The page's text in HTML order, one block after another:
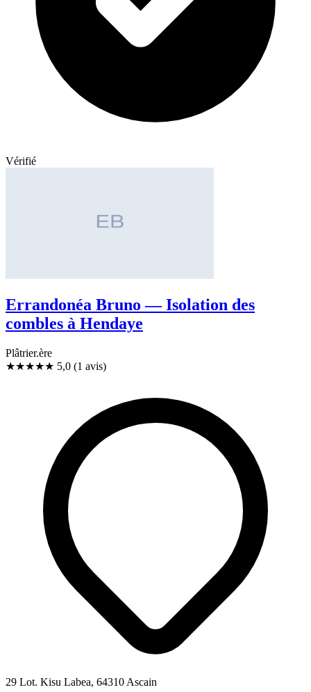
Vérifié
Errandonéa Bruno — Isolation des
combles à Hendaye
Plâtrier.ère
★★★★★ 5,0 (1 avis)
29 Lot. Kisu Labea, 64310 Ascain